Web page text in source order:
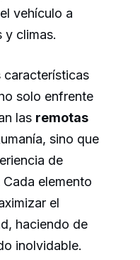
vehículo a
y climas.
características
solo enfrente
las remotas
sino que
de
elemento
el
haciendo de
inolvidable.